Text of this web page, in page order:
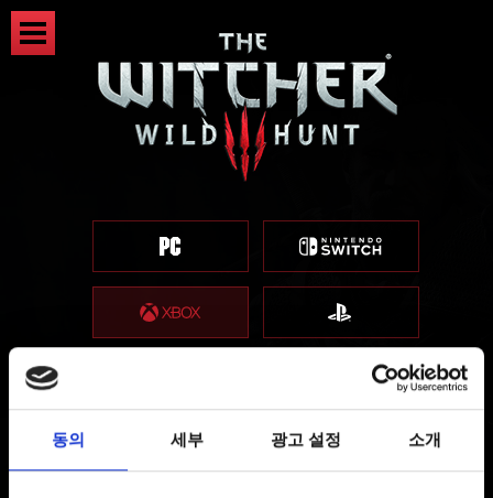
동의 세부 광고 설정 소개
등록 보상(게임 내 보상) 수령